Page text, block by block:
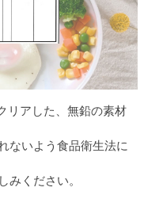
リアした、無鉛の素材
ないよう食品衛生法に
みください。